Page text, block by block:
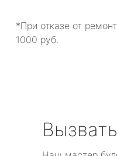
*При отказе от
1000 руб.